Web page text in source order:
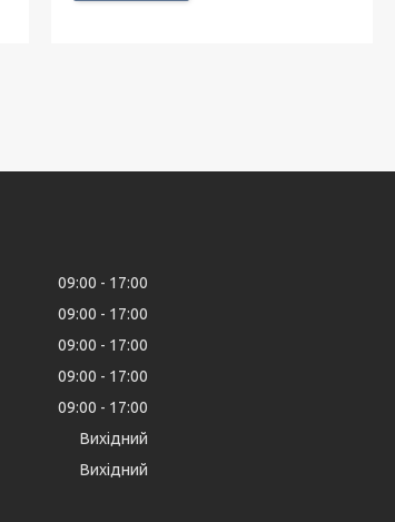
09:00
17:00
09:00
17:00
09:00
17:00
09:00
17:00
09:00
17:00
Вихідний
Вихідний